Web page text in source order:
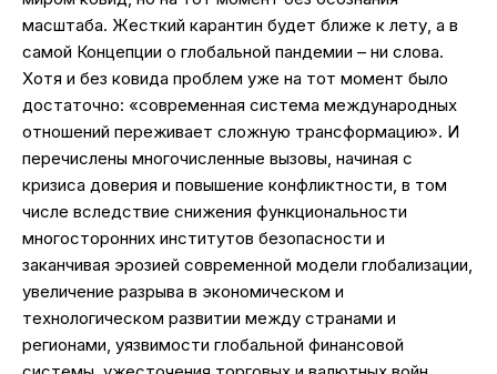
масштаба. Жесткий карантин будет ближе к лету, а в
самой Концепции о глобальной пандемии – ни слова.
Хотя и без ковида проблем уже на тот момент было
достаточно: «современная система международных
отношений переживает сложную трансформацию». И
перечислены многочисленные вызовы, начиная с
кризиса доверия и повышение конфликтности, в том
числе вследствие снижения функциональности
многосторонних институтов безопасности и
заканчивая эрозией современной модели глобализации,
увеличение разрыва в экономическом и
технологическом развитии между странами и
регионами, уязвимости глобальной финансовой